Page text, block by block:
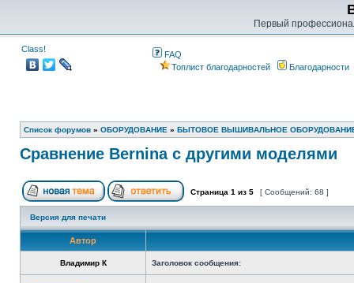
Первый
Class!
FAQ
Топлист благодарностей
Благодарности
Список форумов » ОБОРУДОВАНИЕ » БЫТОВОЕ ВЫШИВАЛЬНОЕ
Сравнение Bernina с другими моделями
Страница 1 из 5 [ Сообщений: 68 ]
Версия для печати
Автор
Владимир К Заголовок сообщения: